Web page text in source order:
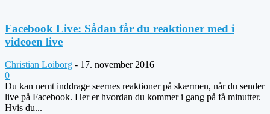
Facebook Live: Sådan får du reaktioner med i
videoen live
Christian Loiborg - 17. november 2016
0
Du kan nemt inddrage seernes reaktioner på skærmen, når du sender
live på Facebook. Her er hvordan du kommer i gang på få minutter.
Hvis du...